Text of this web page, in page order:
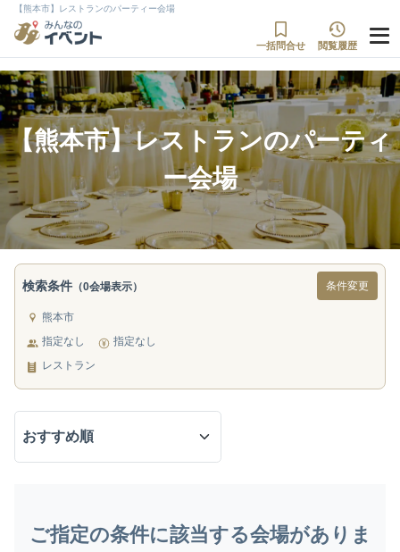
【熊本市】レストランのパーティー会場
一括問合せ 閲覧履歴
【熊本市】レストランのパーティ
ー会場
検索条件 （0会場表示） 条件変更
熊本市
指定なし
指定なし
レストラン
ご指定の条件に該当する会場がありま